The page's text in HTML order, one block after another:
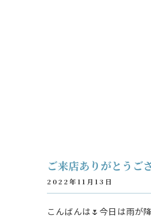
ご来店ありがとうご
2022年11月13日
こんばんは🌷今日は雨が